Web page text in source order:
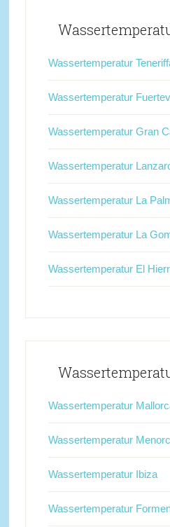
Wassertemperatur
Wassertemperatur
Wassertemperatur Gran
Wassertemperatur
Wassertemperatur La
Wassertemperatur La
Wassertemperatur El
Wassertemperatur
Wassertemperatur
Wassertemperatur Ibiza
Wassertemperatur